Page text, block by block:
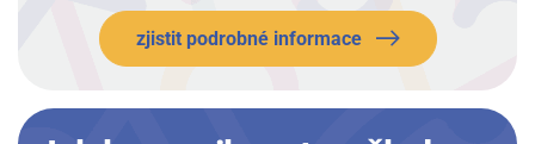
zjistit podrobné informace